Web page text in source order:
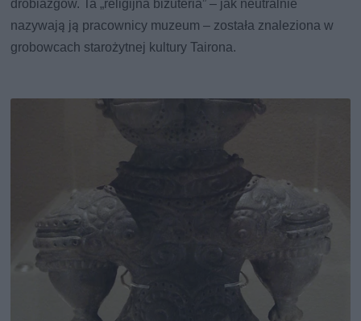
drobiazgów. Ta „religijna biżuteria” – jak neutralnie
nazywają ją pracownicy muzeum – została znaleziona w
grobowcach starożytnej kultury Tairona.